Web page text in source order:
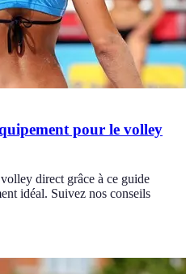
pour le volley
direct grâce à ce guide
idéal. Suivez nos conseils